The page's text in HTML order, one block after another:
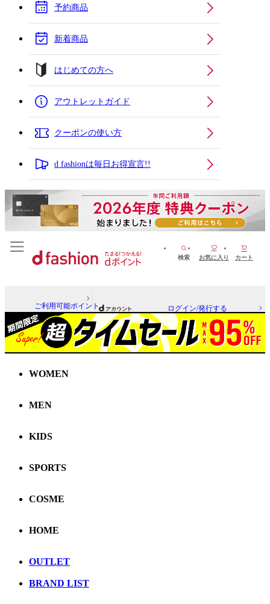
予約商品
新着商品
はじめての方へ
アウトレットガイド
クーポンの使い方
d fashionは毎日お得宣言!!
検索 お気に入り カート
ご利用可能ポイント ログイン/発行する
WOMEN
MEN
KIDS
SPORTS
COSME
HOME
OUTLET
BRAND LIST